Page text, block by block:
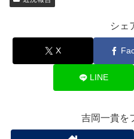
シェ
X
LINE
吉岡一貴を